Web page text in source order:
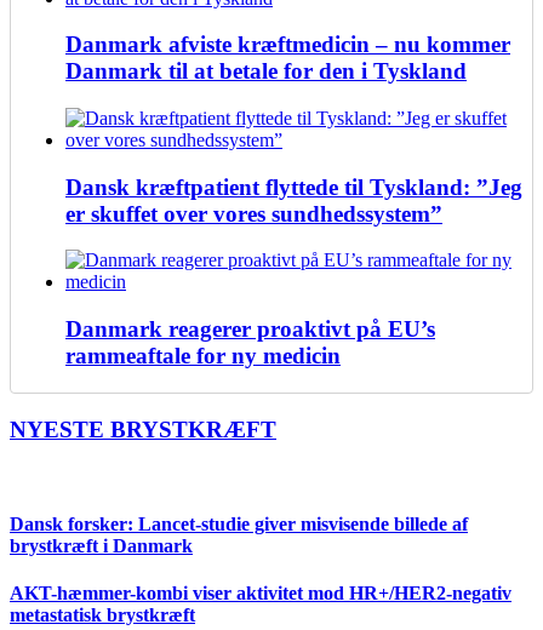
Danmark afviste kræftmedicin – nu kommer
Danmark til at betale for den i Tyskland
Dansk kræftpatient flyttede til Tyskland: ”Jeg
er skuffet over vores sundhedssystem”
Danmark reagerer proaktivt på EU’s
rammeaftale for ny medicin
NYESTE BRYSTKRÆFT
Dansk forsker: Lancet-studie giver misvisende billede af
brystkræft i Danmark
AKT-hæmmer-kombi viser aktivitet mod HR+/HER2-negativ
metastatisk brystkræft